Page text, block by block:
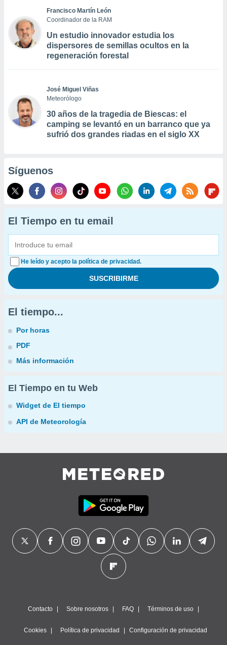
Francisco Martín León
Coordinador de la RAM
Un estudio innovador estudia los
dispersores de semillas ocultos en la
regeneración forestal
José Miguel Viñas
Meteorólogo
30 años de la tragedia de Biescas: el
camping se levantó en un barranco que ya
sufrió dos grandes riadas en el siglo XX
Síguenos
El Tiempo en tu email
He leído y acepto la política de privacidad.
El tiempo...
Por horas
PDF
Más información
El Tiempo en tu Web
Widget de El tiempo
API de Meteorología
Contacto Sobre nosotros FAQ Términos de uso
Cookies Política de privacidad Configuración de privacidad